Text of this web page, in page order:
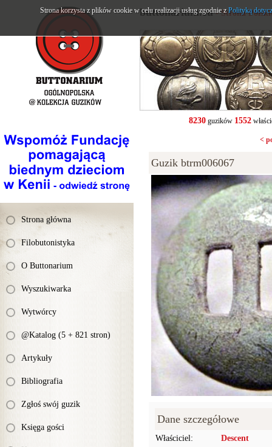
Strona główna
Filobutonistyka
O Buttonarium
Wyszukiwarka
Wytwórcy
@Katalog (5 + 821 stron)
Artykuły
Bibliografia
Zgłoś swój guzik
Księga gości
buttonarium.eu- Strona
8230guzików 1552
<
Guzik btrm006067
Dane szczegółowe
Właściciel:
Descent
Strona korzysta z plików cookie w celu realizacji usług zgodnie zPolityką